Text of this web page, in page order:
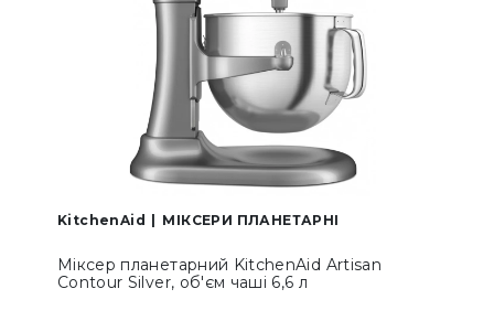
KitchenAid МІКСЕРИ ПЛАНЕТАРНІ
Міксер планетарний KitchenAid Artisan
Contour Silver, об'єм чаші 6,6 л